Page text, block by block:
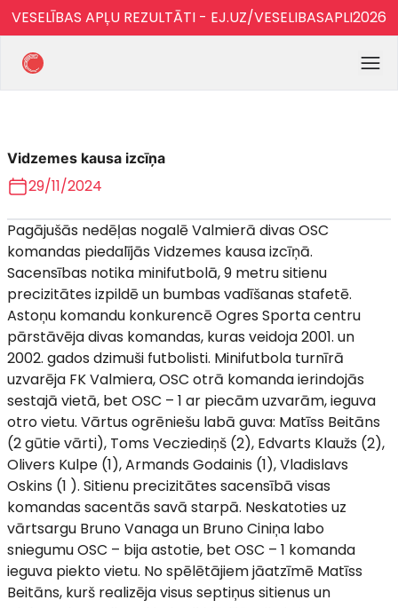
VESELĪBAS APĻU REZULTĀTI - EJ.UZ/VESELIBASAPLI2026
Vidzemes kausa izcīņa
29/11/2024
Pagājušās nedēļas nogalē Valmierā divas OSC
komandas piedalījās Vidzemes kausa izcīņā.
Sacensības notika minifutbolā, 9 metru sitienu
precizitātes izpildē un bumbas vadīšanas stafetē.
Astoņu komandu konkurencē Ogres Sporta centru
pārstāvēja divas komandas, kuras veidoja 2001. un
2002. gados dzimuši futbolisti. Minifutbola turnīrā
uzvarēja FK Valmiera, OSC otrā komanda ierindojās
sestajā vietā, bet OSC – 1 ar piecām uzvarām, ieguva
otro vietu. Vārtus ogrēniešu labā guva: Matīss Beitāns
(2 gūtie vārti), Toms Vecziediņš (2), Edvarts Klaužs (2),
Olivers Kulpe (1), Armands Godainis (1), Vladislavs
Oskins (1 ). Sitienu precizitātes sacensībā visas
komandas sacentās savā starpā. Neskatoties uz
vārtsargu Bruno Vanaga un Bruno Ciniņa labo
sniegumu OSC – bija astotie, bet OSC – 1 komanda
ieguva piekto vietu. No spēlētājiem jāatzīmē Matīss
Beitāns, kurš realizēja visus septiņus sitienus un